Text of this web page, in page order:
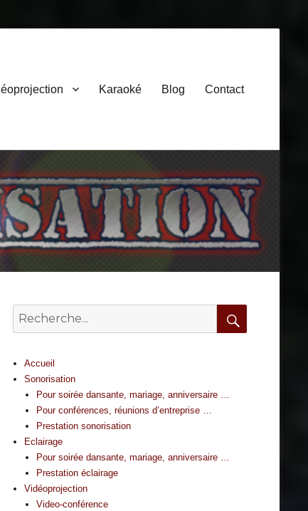
Karaoké Blog Contact
Search
Accueil
Sonorisation
Pour soirée dansante, mariage, anniversaire …
Pour conférences, réunions d’entreprise …
Prestation sonorisation
Eclairage
Pour soirée dansante, mariage, anniversaire …
Prestation éclairage
Vidéoprojection
Video-conférence